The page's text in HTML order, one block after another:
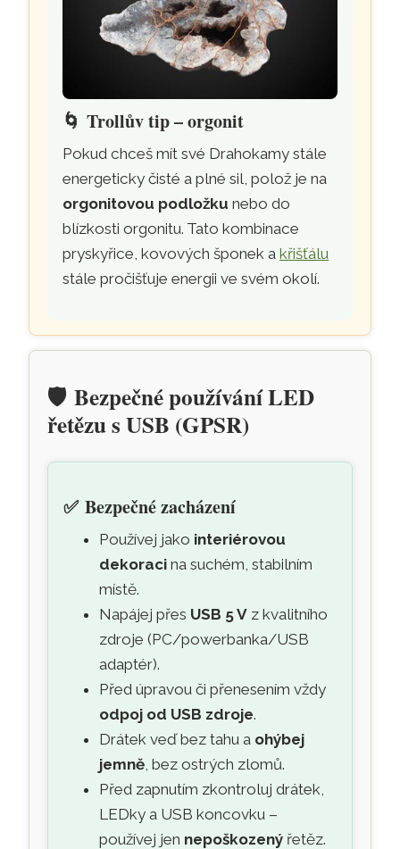
🌀Trollův tip – orgonit
Pokud chceš mít své Drahokamy stále
energeticky čisté a plné sil, polož je na
orgonitovou podložku nebo do
blízkosti orgonitu. Tato kombinace
pryskyřice, kovových šponek akřišťálu
stále pročišťuje energii ve svém okolí.
🛡️Bezpečné používání LED
řetězu s USB (GPSR)
✅Bezpečné zacházení
Používej jako interiérovou
dekoraci na suchém, stabilním
místě.
Napájej přes USB 5 V z kvalitního
zdroje (PC/powerbanka/USB
adaptér).
Před úpravou či přenesením vždy
odpoj od USB zdroje.
Drátek veď bez tahu a ohýbej
jemně , bez ostrých zlomů.
Před zapnutím zkontroluj drátek,
LEDky a USB koncovku –
používej jen nepoškozený řetěz.